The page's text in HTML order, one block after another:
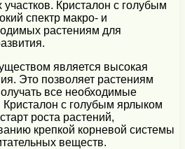
Кристалон с голубым
спектр макро- и
растениям для
является высокая
Это позволяет растениям
все необходимые
с голубым ярлыком
роста растений,
крепкой корневой системы
веществ.